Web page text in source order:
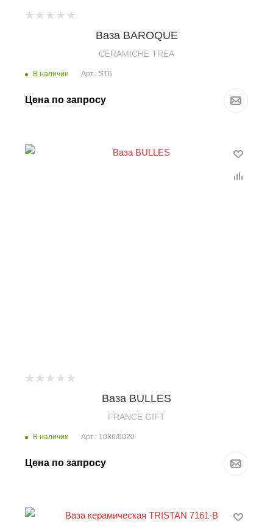
Ваза BAROQUE
CERAMICHE TREA
В наличии Арт.: ST6
Цена по запросу
Ваза BULLES
FRANCE GIFT
В наличии Арт.: 1086/6020
Цена по запросу